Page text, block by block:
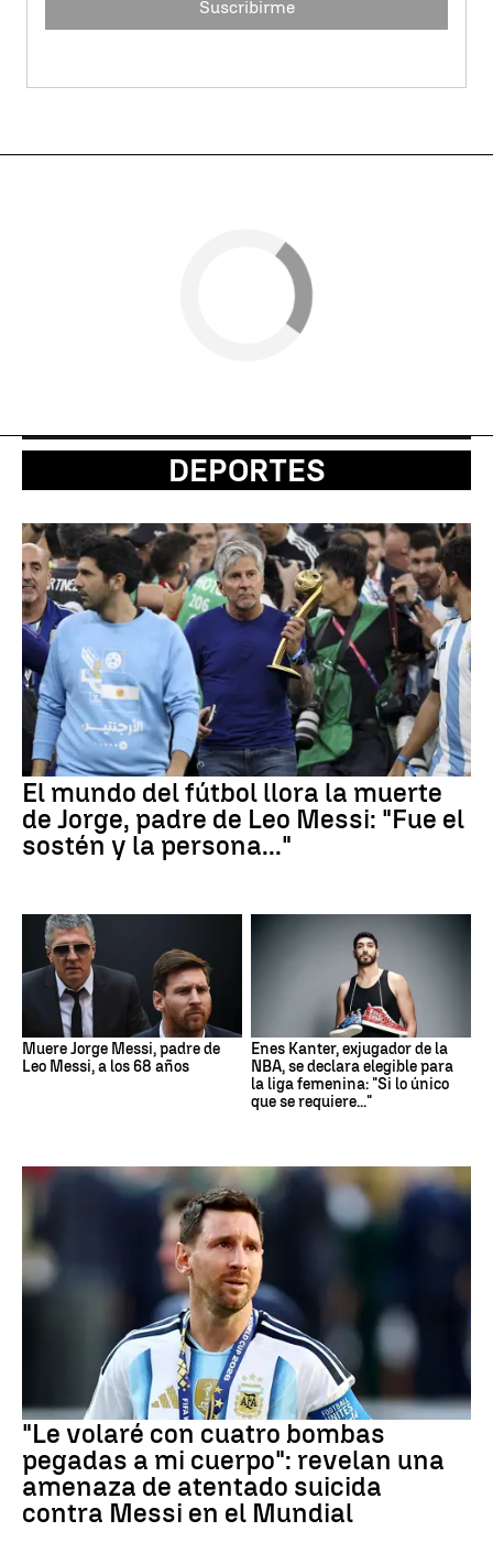
Suscribirme
DEPORTES
El mundo del fútbol llora la muerte
de Jorge, padre de Leo Messi: "Fue el
sostén y la persona..."
Muere Jorge Messi, padre de
Leo Messi, a los 68 años
Enes Kanter, exjugador de la
NBA, se declara elegible para
la liga femenina: "Si lo único
que se requiere..."
Mundial 2026
"Le volaré con cuatro bombas
pegadas a mi cuerpo": revelan una
amenaza de atentado suicida
contra Messi en el Mundial